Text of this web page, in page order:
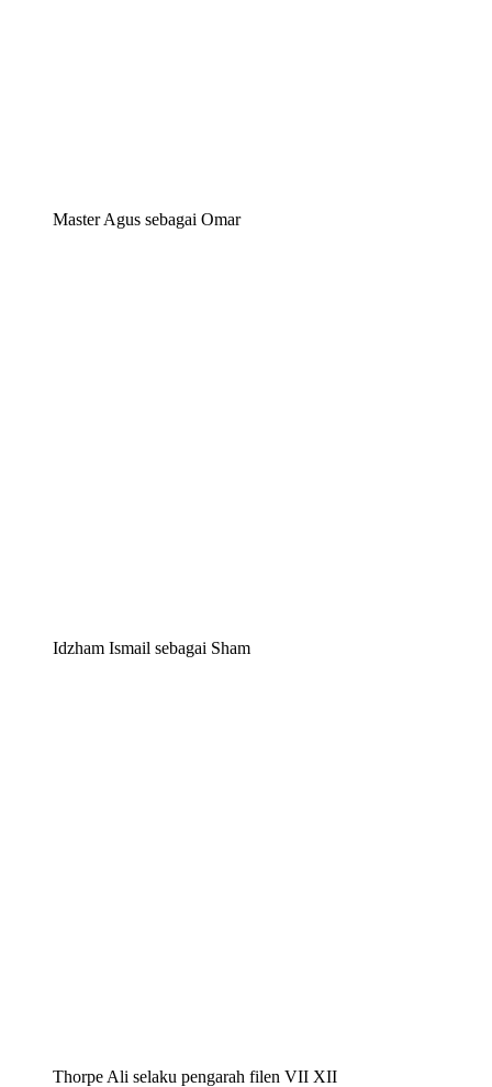
Master Agus sebagai Omar
Idzham Ismail sebagai Sham
Thorpe Ali selaku pengarah filen VII XII